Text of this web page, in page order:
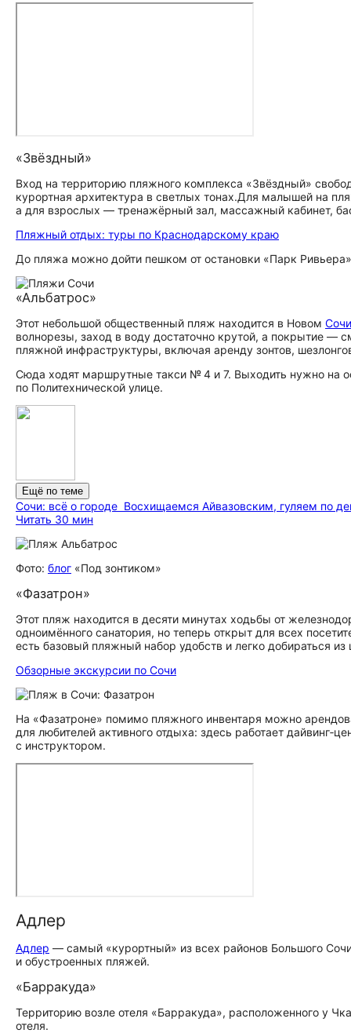
«Звёздный»
Вход на территорию пляжного комплекса «Звёздный»
курортная архитектура в светлых тонах.Для малышей на
а для взрослых — тренажёрный зал, массажный кабинет,
Пляжный отдых: туры по Краснодарскому краю
До пляжа можно дойти пешком от остановки «Парк
«Альбатрос»
Этот небольшой общественный пляж находится в Новом Сочи
волнорезы, заход в воду достаточно крутой, а покрытие —
пляжной инфраструктуры, включая аренду зонтов,
Сюда ходят маршрутные такси № 4 и 7. Выходить нужно на
по Политехнической улице.
Ещё по теме
Сочи: всё о городе Восхищаемся Айвазовским, гуляем по
Читать 30 мин
Фото: блог «Под зонтиком»
«Фазатрон»
Этот пляж находится в десяти минутах ходьбы от
одноимённого санатория, но теперь открыт для всех
есть базовый пляжный набор удобств и легко добираться
Обзорные экскурсии по Сочи
На «Фазатроне» помимо пляжного инвентаря можно
для любителей активного отдыха: здесь работает
с инструктором.
Адлер
Адлер — самый «курортный» из всех районов Большого
и обустроенных пляжей.
«Барракуда»
Территорию возле отеля «Барракуда», расположенного у
отеля.